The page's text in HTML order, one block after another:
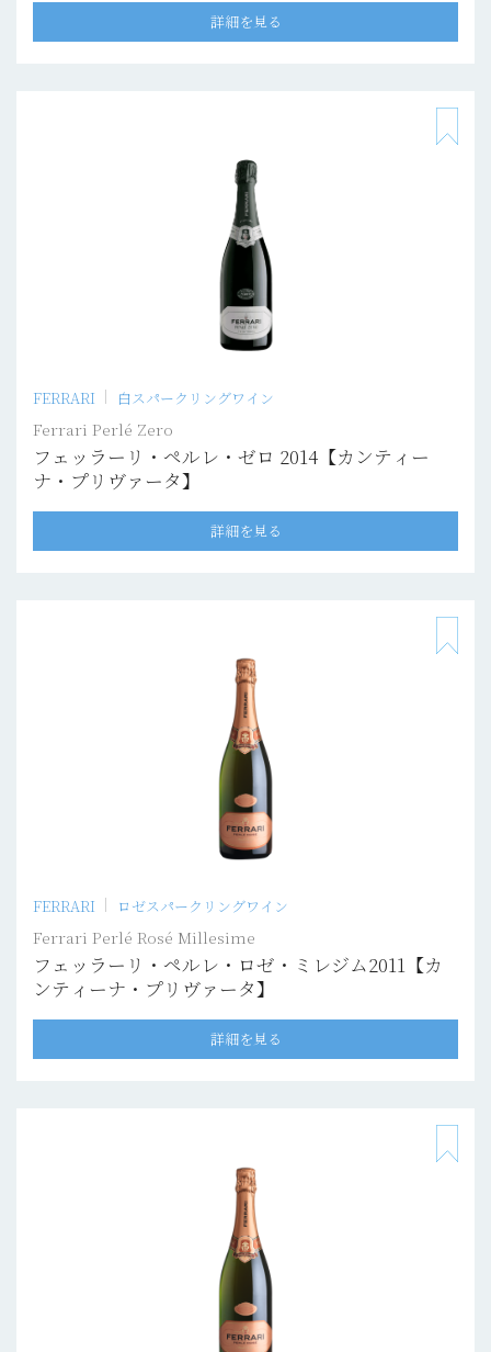
詳細を見る
FERRARI 白スパークリングワイン
Ferrari Perlé Zero
フェッラーリ・ペルレ・ゼロ 2014【カンティー
ナ・プリヴァータ】
詳細を見る
FERRARI ロゼスパークリングワイン
Ferrari Perlé Rosé Millesime
フェッラーリ・ペルレ・ロゼ・ミレジム2011【カ
ンティーナ・プリヴァータ】
詳細を見る